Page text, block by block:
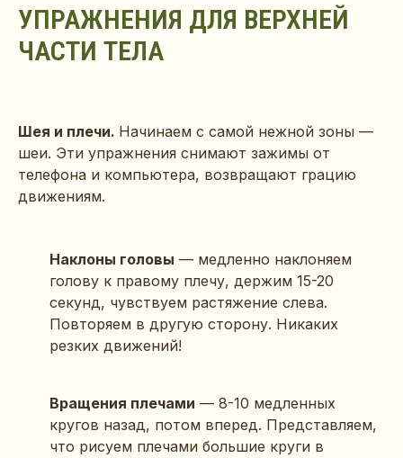
УПРАЖНЕНИЯ ДЛЯ ВЕРХНЕЙ
ЧАСТИ ТЕЛА
Шея и плечи. Начинаем с самой нежной зоны —
шеи. Эти упражнения снимают зажимы от
телефона и компьютера, возвращают грацию
движениям.
Наклоны головы — медленно наклоняем
голову к правому плечу, держим 15-20
секунд, чувствуем растяжение слева.
Повторяем в другую сторону. Никаких
резких движений!
Вращения плечами — 8-10 медленных
кругов назад, потом вперед. Представляем,
что рисуем плечами большие круги в